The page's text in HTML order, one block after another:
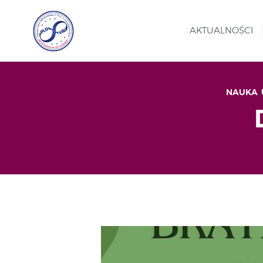
AKTUALNOŚCI
NAUKA,